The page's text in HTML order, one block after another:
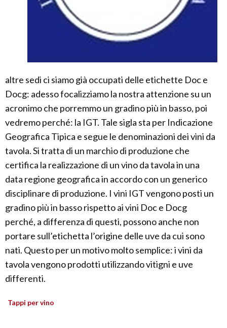
altre sedi ci siamo già occupati delle etichette Doc e
Docg: adesso focalizziamo la nostra attenzione su un
acronimo che porremmo un gradino più in basso, poi
vedremo perché: la IGT. Tale sigla sta per Indicazione
Geografica Tipica e segue le denominazioni dei vini da
tavola. Si tratta di un marchio di produzione che
certifica la realizzazione di un vino da tavola in una
data regione geografica in accordo con un generico
disciplinare di produzione. I vini IGT vengono posti un
gradino più in basso rispetto ai vini Doc e Docg
perché, a differenza di questi, possono anche non
portare sull’etichetta l’origine delle uve da cui sono
nati. Questo per un motivo molto semplice: i vini da
tavola vengono prodotti utilizzando vitigni e uve
differenti.
Tappi per vino